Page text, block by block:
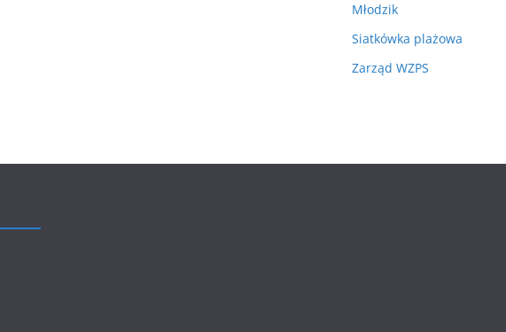
Młodzik
Siatkówka plażowa
Zarząd WZPS